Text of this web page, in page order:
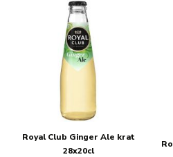
Bekijk product
€ 19,45
Royal Club Ginger Ale krat
28x20cl